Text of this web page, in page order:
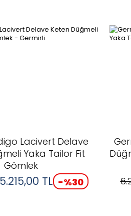
Lacivert Delave
Yaka Tailor Fit
Gömlek
TL -%30